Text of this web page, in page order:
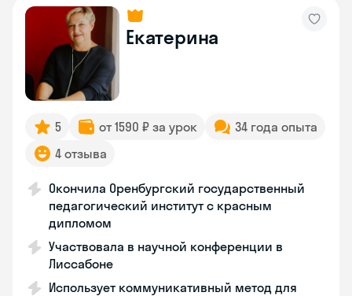
Екатерина
5 от 1590 ₽ за урок
34 года опыта
4 отзыва
Окончила Оренбургский государственный
педагогический институт с красным
дипломом
Участвовала в научной конференции в
Лиссабоне
Использует коммуникативный метод для